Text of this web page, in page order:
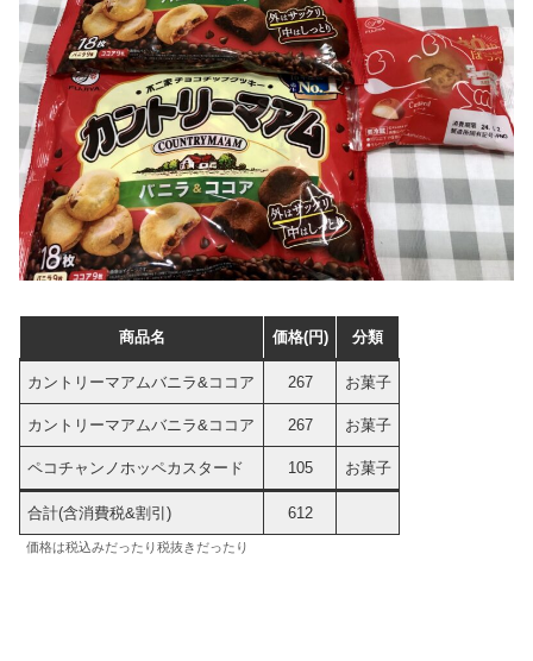
商品名 価格(円) 分類
カントリーマアムバニラ&ココア 267 お菓子
カントリーマアムバニラ&ココア 267 お菓子
ペコチャンノホッペカスタード 105 お菓子
合計(含消費税&割引) 612
価格は税込みだったり税抜きだったり